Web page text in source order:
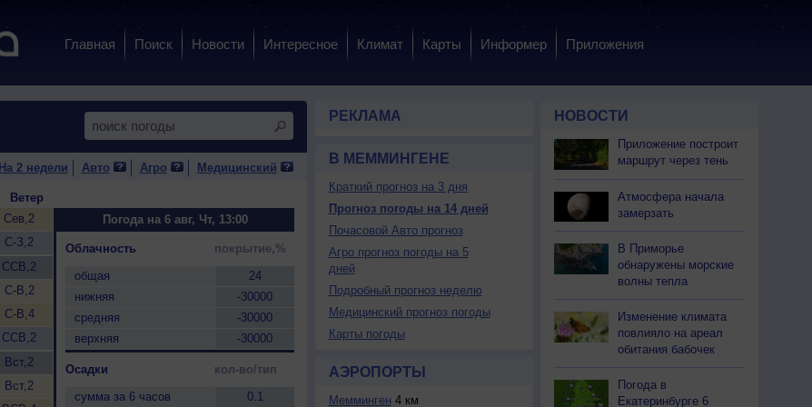
Главная Поиск Новости Интересное Климат Карты Информер Приложения
На 2 недели Авто Агро Медицинский
Ветер
Сев,2
С-З,2
ССВ,2
С-В,2
С-В,4
ССВ,2
Вст,2
Вст,2
Погода на 6 авг, Чт, 13:00
Облачность
покрытие,%
общая
24
нижняя
-30000
средняя
-30000
верхняя
-30000
Осадки
кол-во/тип
сумма за 6 часов
0.1
РЕКЛАМА
В МЕММИНГЕНЕ
Краткий прогноз на 3 дня
Прогноз погоды на 14 дней
Почасовой Авто прогноз
Агро прогноз погоды на 5
дней
Подробный прогноз неделю
Медицинский прогноз погоды
Карты погоды
АЭРОПОРТЫ
Мемминген 4 км
НОВОСТИ
Приложение построит
маршрут через тень
Атмосфера начала
замерзать
В Приморье
обнаружены морские
волны тепла
Изменение климата
повлияло на ареал
обитания бабочек
Погода в
Екатеринбурге 6